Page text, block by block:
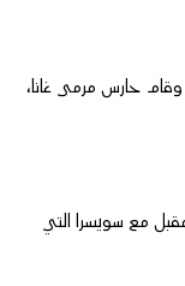
حارس مرمى غانا،
مع سويسرا التي